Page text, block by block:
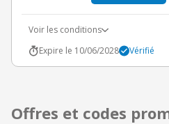
Voir les conditions
Expire le 10/06/2028
Vérifié
Offres et codes